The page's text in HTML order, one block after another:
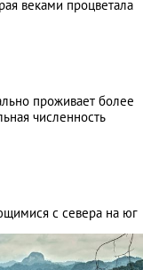
веками процветала
проживает более
численность
с севера на юг